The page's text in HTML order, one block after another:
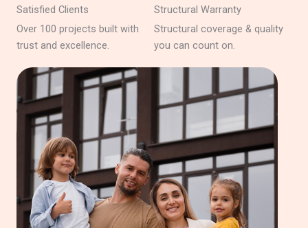
Satisfied Clients
Over 100 projects built with
trust and excellence.
Structural Warranty
Structural coverage & quality
you can count on.